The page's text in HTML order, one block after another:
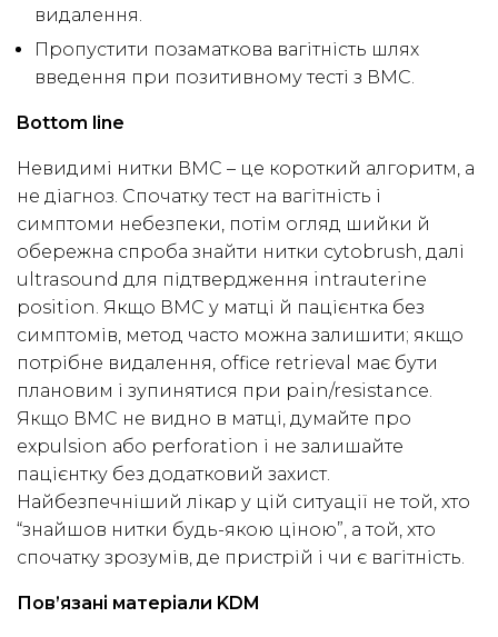
видалення.
Пропустити позаматкова вагітність шлях
введення при позитивному тесті з ВМС.
Bottom line
Невидимі нитки ВМС – це короткий алгоритм, а
не діагноз. Спочатку тест на вагітність і
симптоми небезпеки, потім огляд шийки й
обережна спроба знайти нитки cytobrush, далі
ultrasound для підтвердження intrauterine
position. Якщо ВМС у матці й пацієнтка без
симптомів, метод часто можна залишити; якщо
потрібне видалення, office retrieval має бути
плановим і зупинятися при pain/resistance.
Якщо ВМС не видно в матці, думайте про
expulsion або perforation і не залишайте
пацієнтку без додатковий захист.
Найбезпечніший лікар у цій ситуації не той, хто
“знайшов нитки будь-якою ціною”, а той, хто
спочатку зрозумів, де пристрій і чи є вагітність.
Пов’язані матеріали KDM